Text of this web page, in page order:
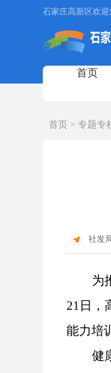
首页 > 专题专
社发
为
21日，
能力培
健